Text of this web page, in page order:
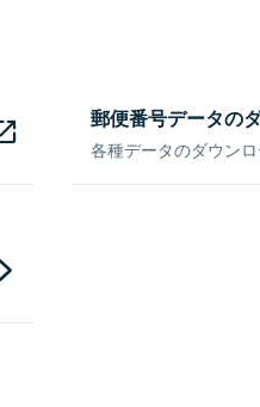
郵便番号データの
各種データのダウン